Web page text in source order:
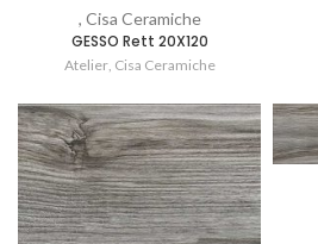
, Cisa Ceramiche
GESSO Rett 20X120
Atelier, Cisa Ceramiche